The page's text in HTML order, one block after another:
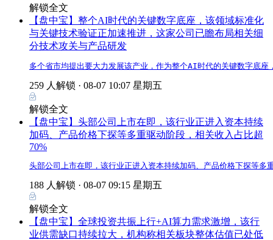
解锁全文
【盘中宝】整个AI时代的关键数字底座，该领域标准化
与关键技术验证正加速推进，这家公司已瞻布局相关细
分技术攻关与产品研发
多个省市均提出要大力发展该产业，作为整个AI时代的关键数字底
259 人解锁 · 08-07 10:07 星期五
解锁全文
【盘中宝】头部公司上市在即，该行业正进入资本持续
加码、产品价格下探等多重驱动阶段，相关收入占比超
70%
头部公司上市在即，该行业正进入资本持续加码、产品价格下探等
188 人解锁 · 08-07 09:15 星期五
解锁全文
【盘中宝】全球投资共振上行+AI算力需求激增，该行
业供需缺口持续拉大，机构称相关板块整体估值已处低